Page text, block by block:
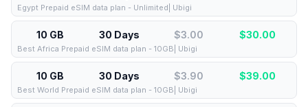
Egypt Prepaid eSIM data plan - Unlimited| Ubigi
10 GB 30 Days $3.00 $30.00
Best Africa Prepaid eSIM data plan - 10GB| Ubigi
10 GB 30 Days $3.90 $39.00
Best World Prepaid eSIM data plan - 10GB| Ubigi